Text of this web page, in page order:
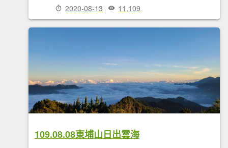
2020-08-13 11,109
109.08.08東埔山日出雲海